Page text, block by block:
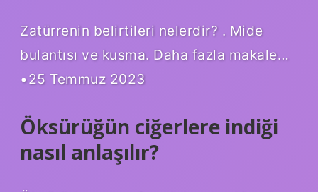
Zatürrenin belirtileri nelerdir? . Mide
bulantısı ve kusma. Daha fazla makale…
•25 Temmuz 2023
Öksürüğün ciğerlere indiği
nasıl anlaşılır?